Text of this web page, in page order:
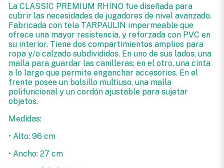
La CLASSIC PREMIUM RHINO fue diseñada para
cubrir las necesidades de jugadores de nivel avanzado.
Fabricada con tela TARPAULIN impermeable que
ofrece una mayor resistencia, y reforzada con PVC en
su interior. Tiene dos compartimientos amplios para
ropa y/o calzado subdivididos. En uno de sus lados, una
malla para guardar las canilleras; en el otro, una cinta
a lo largo que permite enganchar accesorios. En el
frente posee un bolsillo multiuso, una malla
polifuncional y un cordón ajustable para sujetar
objetos.
Medidas:
• Alto: 96 cm
• Ancho: 27 cm